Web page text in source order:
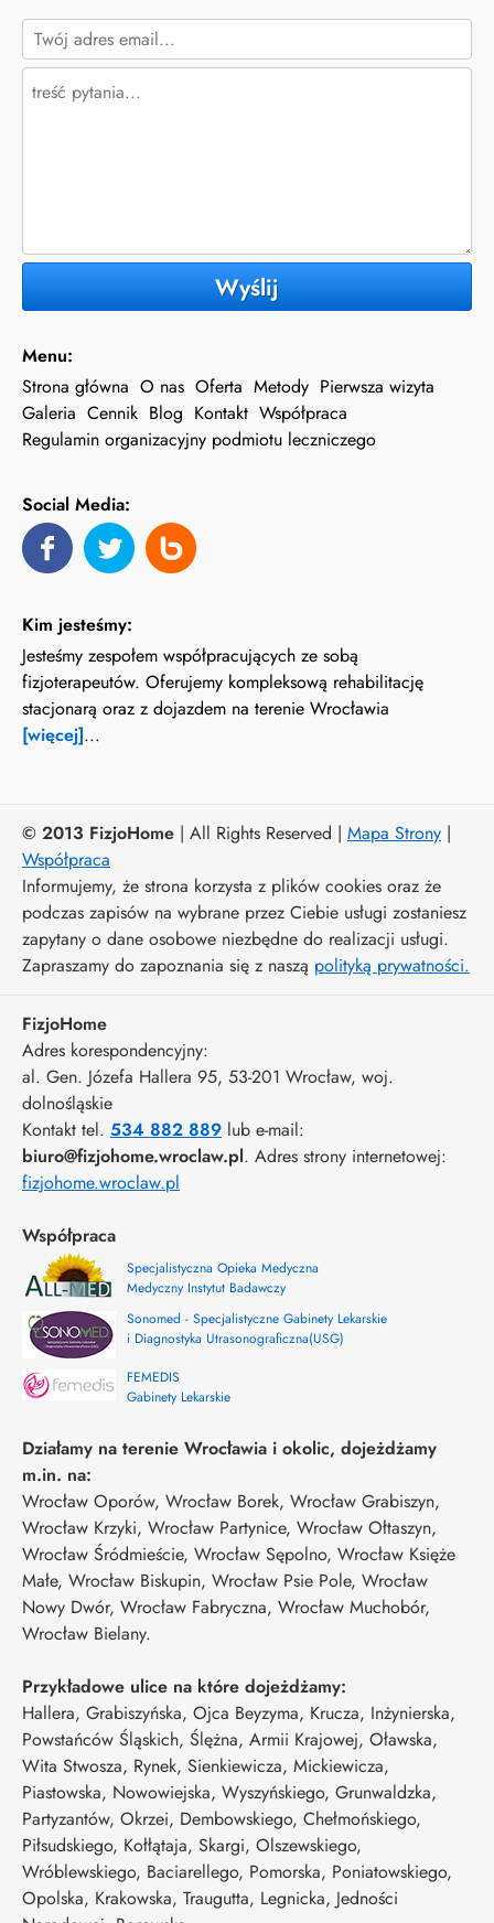
Wyślij
Menu:
Strona główna O nas Oferta Metody Pierwsza wizyta
Galeria Cennik Blog Kontakt Współpraca
Regulamin organizacyjny podmiotu leczniczego
Social Media:
Kim jesteśmy:
Jesteśmy zespołem współpracujących ze sobą
fizjoterapeutów. Oferujemy kompleksową rehabilitację
stacjonarą oraz z dojazdem na terenie Wrocławia
[więcej]...
© 2013 FizjoHome | All Rights Reserved | Mapa Strony |
Współpraca
Informujemy, że strona korzysta z plików cookies oraz że
podczas zapisów na wybrane przez Ciebie usługi zostaniesz
zapytany o dane osobowe niezbędne do realizacji usługi.
Zapraszamy do zapoznania się z naszą polityką prywatności.
FizjoHome
Adres korespondencyjny:
al. Gen. Józefa Hallera 95, 53-201 Wrocław, woj.
dolnośląskie
Kontakt tel. 534 882 889 lub e-mail:
biuro@fizjohome.wroclaw.pl. Adres strony internetowej:
fizjohome.wroclaw.pl
Współpraca
Specjalistyczna Opieka Medyczna
Medyczny Instytut Badawczy
Sonomed - Specjalistyczne Gabinety Lekarskie
i Diagnostyka Utrasonograficzna(USG)
FEMEDIS
Gabinety Lekarskie
Działamy na terenie Wrocławia i okolic, dojeżdżamy
m.in. na:
Wrocław Oporów, Wrocław Borek, Wrocław Grabiszyn,
Wrocław Krzyki, Wrocław Partynice, Wrocław Ołtaszyn,
Wrocław Śródmieście, Wrocław Sępolno, Wrocław Księże
Małe, Wrocław Biskupin, Wrocław Psie Pole, Wrocław
Nowy Dwór, Wrocław Fabryczna, Wrocław Muchobór,
Wrocław Bielany.
Przykładowe ulice na które dojeżdżamy:
Hallera, Grabiszyńska, Ojca Beyzyma, Krucza, Inżynierska,
Powstańców Śląskich, Ślężna, Armii Krajowej, Oławska,
Wita Stwosza, Rynek, Sienkiewicza, Mickiewicza,
Piastowska, Nowowiejska, Wyszyńskiego, Grunwaldzka,
Partyzantów, Okrzei, Dembowskiego, Chełmońskiego,
Piłsudskiego, Kołłątaja, Skargi, Olszewskiego,
Wróblewskiego, Baciarellego, Pomorska, Poniatowskiego,
Opolska, Krakowska, Traugutta, Legnicka, Jedności